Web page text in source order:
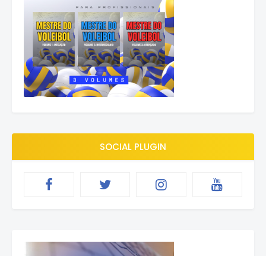
SOCIAL PLUGIN